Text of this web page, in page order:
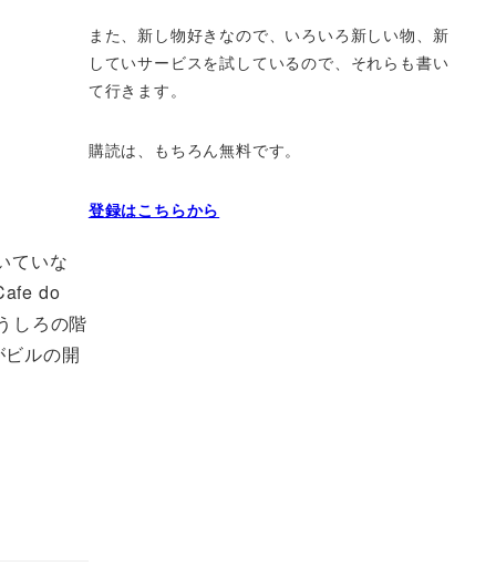
ていな
do
しろの階
ルの開
また、新し物好きなので、いろいろ新しい物、 新
していサービスを試しているので、それらも書い
て行きます。
購読は、もちろん無料です。
登録はこちらから